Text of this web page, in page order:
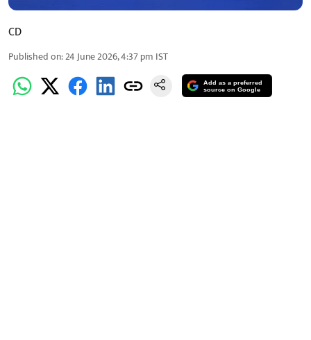
CD
Published on:24 June 2026, 4:37 pm IST
Add as a preferred
source on Google